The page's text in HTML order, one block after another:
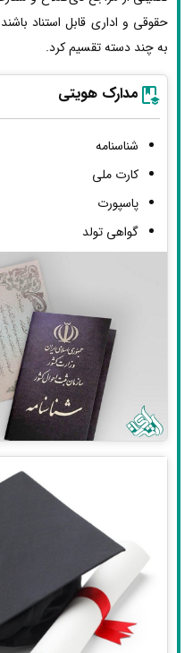
حقوقی و اداری قابل استناد
به چند دسته تقسیم کرد.
مدارک هویتی
شناسنامه
کارت ملی
پاسپورت
گواهی تولد